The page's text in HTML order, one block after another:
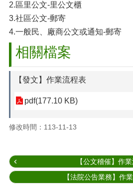
2.區里公文-里公文櫃
3.社區公文-郵寄
4.一般民、廠商公文或通知-郵寄
相關檔案
【發文】作業流程表
pdf(177.10 KB)
修改時間：113-11-13
【公文稽催】作
【法院公告業務】作